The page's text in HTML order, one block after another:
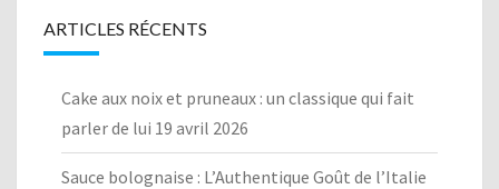
ARTICLES RÉCENTS
Cake aux noix et pruneaux : un classique qui fait
parler de lui 19 avril 2026
Sauce bolognaise : L’Authentique Goût de l’Italie